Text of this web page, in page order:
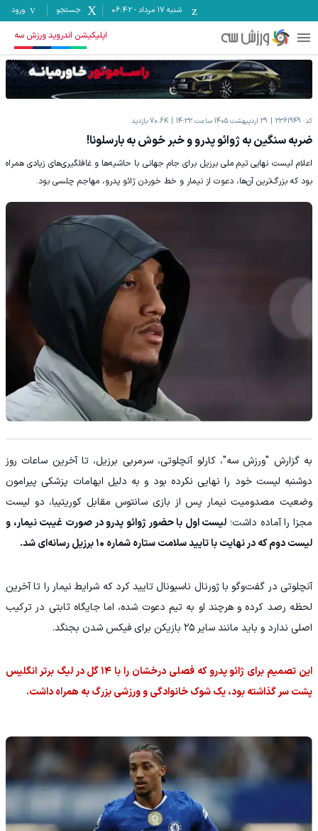
شنبه ۱۷ مرداد -
06:42 جستجو ورود
اپلیکیشن اندروید ورزش سه
کد: 2361949 29 اردیبهشت 1405 ساعت 14:32 70.6K بازدید
ضربه سنگین به ژوائو پدرو و خبر خوش به بارسلونا!
اعلام لیست نهایی تیم ملی برزیل برای جام جهانی با حاشیه‌ها و غافلگیری‌های زیادی همراه
بود که بزرگ‌ترین آن‌ها، دعوت از نیمار و خط خوردن ژائو پدرو، مهاجم چلسی بود.
به گزارش "ورزش سه"، کارلو آنچلوتی، سرمربی برزیل، تا آخرین ساعات روز
دوشنبه لیست خود را نهایی نکرده بود و به دلیل ابهامات پزشکی پیرامون
وضعیت مصدومیت نیمار پس از بازی سانتوس مقابل کوریتیبا، دو لیست
مجزا را آماده داشت؛ لیست اول با حضور ژوائو پدرو در صورت غیبت نیمار، و
لیست دوم که در نهایت با تایید سلامت ستاره شماره ۱۰ برزیل رسانه‌ای شد.
آنچلوتی در گفت‌وگو با ژورنال ناسیونال تایید کرد که شرایط نیمار را تا آخرین
لحظه رصد کرده و هرچند او به تیم دعوت شده، اما جایگاه ثابتی در ترکیب
اصلی ندارد و باید مانند سایر ۲۵ بازیکن برای فیکس شدن بجنگد.
این تصمیم برای ژائو پدرو که فصلی درخشان را با ۱۴ گل در لیگ برتر انگلیس
پشت سر گذاشته بود، یک شوک خانوادگی و ورزشی بزرگ به همراه داشت.